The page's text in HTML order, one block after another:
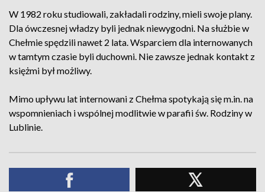
W 1982 roku studiowali, zakładali rodziny, mieli swoje plany.
Dla ówczesnej władzy byli jednak niewygodni. Na służbie w
Chełmie spędzili nawet 2 lata. Wsparciem dla internowanych
w tamtym czasie byli duchowni. Nie zawsze jednak kontakt z
księżmi był możliwy.
Mimo upływu lat internowani z Chełma spotykają się m.in. na
wspomnieniach i wspólnej modlitwie w parafii św. Rodziny w
Lublinie.